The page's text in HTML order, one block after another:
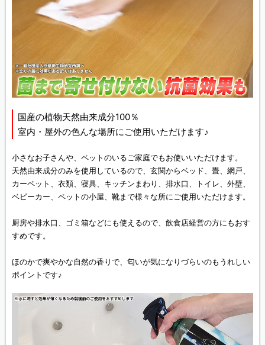
国産の植物天然由来成分100％
室内・屋外の色んな場所にご使用いただけます♪
小さなお子さんや、ペットのいるご家庭でもお使いいただけます。
天然由来成分のみを使用しているので、玄関からベッド、畳、網戸、
カーペット、衣類、寝具、キッチンまわり、排水口、トイレ、外壁、
ベビーカー、ペットの小屋、靴まで様々な所にご使用いただけます。
厨房や排水口、ゴミ箱などにも使えるので、飲食店経営の方にもおす
すめです。
ほのかで爽やかな自然の香りで、匂いが気になりづらいのもうれしい
ポイントです♪